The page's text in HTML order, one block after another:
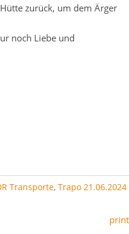
zurück, um dem Ärger
noch Liebe und
Transporte,Trapo 21.06.2024
print